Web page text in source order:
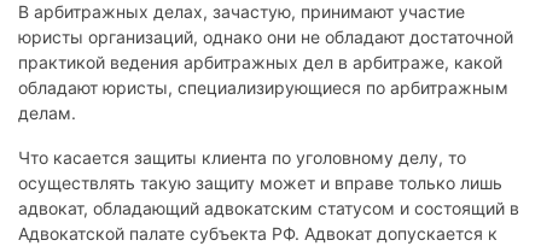
В арбитражных делах, зачастую, принимают участие
юристы организаций, однако они не обладают достаточной
практикой ведения арбитражных дел в арбитраже, какой
обладают юристы, специализирующиеся по арбитражным
делам.
Что касается защиты клиента по уголовному делу, то
осуществлять такую защиту может и вправе только лишь
адвокат, обладающий адвокатским статусом и состоящий в
Адвокатской палате субъекта РФ. Адвокат допускается к